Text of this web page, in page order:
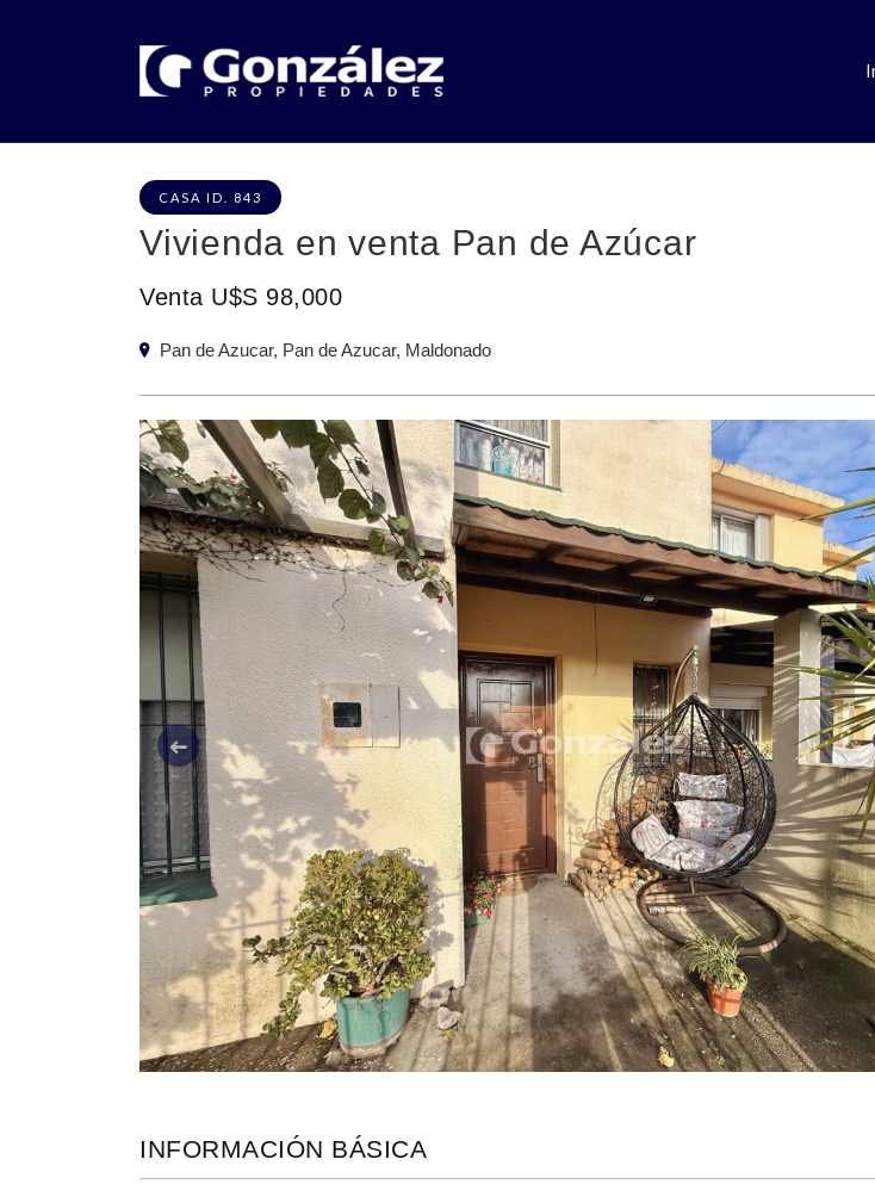
CASA ID. 843
Vivienda en venta Pan de Azúcar
Venta U$S 98,000
Pan de Azucar, Pan de Azucar, Maldonado
Anterior
INFORMACIÓN BÁSICA